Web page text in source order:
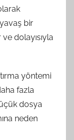
bir
dolayısıyla
yöntemi
fazla
dosya
neden